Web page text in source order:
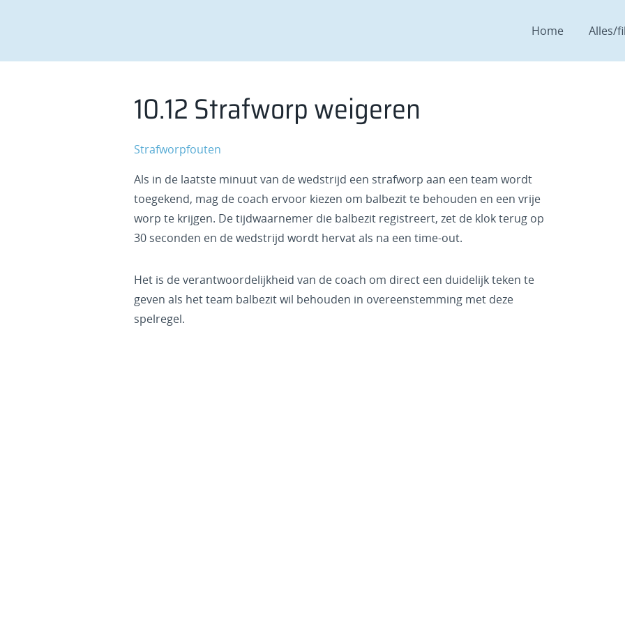
Home Alles/
10.12 Strafworp weigeren
Strafworpfouten
Als in de laatste minuut van de wedstrijd een strafworp aan een team wordt
toegekend, mag de coach ervoor kiezen om balbezit te behouden en een vrije
worp te krijgen. De tijdwaarnemer die balbezit registreert, zet de klok terug op
30 seconden en de wedstrijd wordt hervat als na een time-out.
Het is de verantwoordelijkheid van de coach om direct een duidelijk teken te
geven als het team balbezit wil behouden in overeenstemming met deze
spelregel.